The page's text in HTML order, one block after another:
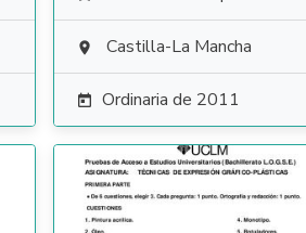
 Castilla-La Mancha
 Ordinaria de 2011